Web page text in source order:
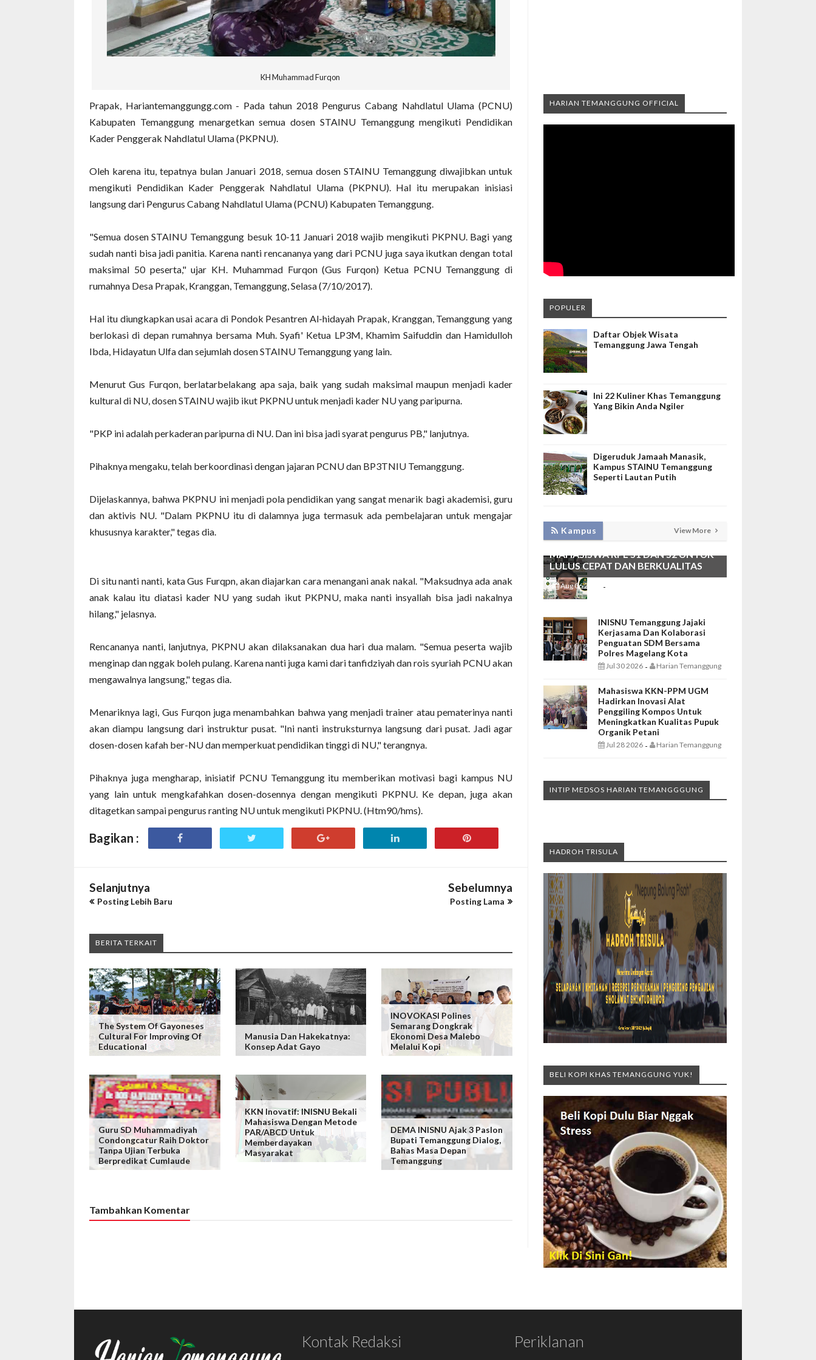
KH Muhammad Furqon
Prapak, Hariantemanggungg.com - Pada tahun 2018 Pengurus Cabang Nahdlatul Ulama (PCNU)
Kabupaten Temanggung menargetkan semua dosen STAINU Temanggung mengikuti Pendidikan
Kader Penggerak Nahdlatul Ulama (PKPNU).
Oleh karena itu, tepatnya bulan Januari 2018, semua dosen STAINU Temanggung diwajibkan untuk
mengikuti Pendidikan Kader Penggerak Nahdlatul Ulama (PKPNU). Hal itu merupakan inisiasi
langsung dari Pengurus Cabang Nahdlatul Ulama (PCNU) Kabupaten Temanggung.
"Semua dosen STAINU Temanggung besuk 10-11 Januari 2018 wajib mengikuti PKPNU. Bagi yang
sudah nanti bisa jadi panitia. Karena nanti rencananya yang dari PCNU juga saya ikutkan dengan total
maksimal 50 peserta," ujar KH. Muhammad Furqon (Gus Furqon) Ketua PCNU Temanggung di
rumahnya Desa Prapak, Kranggan, Temanggung, Selasa (7/10/2017).
Hal itu diungkapkan usai acara di Pondok Pesantren Al-hidayah Prapak, Kranggan, Temanggung yang
berlokasi di depan rumahnya bersama Muh. Syafi' Ketua LP3M, Khamim Saifuddin dan Hamidulloh
Ibda, Hidayatun Ulfa dan sejumlah dosen STAINU Temanggung yang lain.
Menurut Gus Furqon, berlatarbelakang apa saja, baik yang sudah maksimal maupun menjadi kader
kultural di NU, dosen STAINU wajib ikut PKPNU untuk menjadi kader NU yang paripurna.
"PKP ini adalah perkaderan paripurna di NU. Dan ini bisa jadi syarat pengurus PB," lanjutnya.
Pihaknya mengaku, telah berkoordinasi dengan jajaran PCNU dan BP3TNIU Temanggung.
Dijelaskannya, bahwa PKPNU ini menjadi pola pendidikan yang sangat menarik bagi akademisi, guru
dan aktivis NU. "Dalam PKPNU itu di dalamnya juga termasuk ada pembelajaran untuk mengajar
khususnya karakter," tegas dia.
Di situ nanti nanti, kata Gus Furqpn, akan diajarkan cara menangani anak nakal. "Maksudnya ada anak
anak kalau itu diatasi kader NU yang sudah ikut PKPNU, maka nanti insyallah bisa jadi nakalnya
hilang," jelasnya.
Rencananya nanti, lanjutnya, PKPNU akan dilaksanakan dua hari dua malam. "Semua peserta wajib
menginap dan nggak boleh pulang. Karena nanti juga kami dari tanfidziyah dan rois syuriah PCNU akan
mengawalnya langsung," tegas dia.
Menariknya lagi, Gus Furqon juga menambahkan bahwa yang menjadi trainer atau pematerinya nanti
akan diampu langsung dari instruktur pusat. "Ini nanti instruksturnya langsung dari pusat. Jadi agar
dosen-dosen kafah ber-NU dan memperkuat pendidikan tinggi di NU," terangnya.
Pihaknya juga mengharap, inisiatif PCNU Temanggung itu memberikan motivasi bagi kampus NU
yang lain untuk mengkafahkan dosen-dosennya dengan mengikuti PKPNU. Ke depan, juga akan
ditagetkan sampai pengurus ranting NU untuk mengikuti PKPNU. (Htm90/hms).
Bagikan :
Selanjutnya
Posting Lebih Baru
Sebelumnya
Posting Lama
BERITA TERKAIT
The System Of Gayoneses
Cultural For Improving Of
Educational
Manusia Dan Hakekatnya:
Konsep Adat Gayo
INOVOKASI Polines
Semarang Dongkrak
Ekonomi Desa Malebo
Melalui Kopi
Guru SD Muhammadiyah
Condongcatur Raih Doktor
Tanpa Ujian Terbuka
Berpredikat Cumlaude
KKN Inovatif: INISNU Bekali
Mahasiswa Dengan Metode
PAR/ABCD Untuk
Memberdayakan
Masyarakat
DEMA INISNU Ajak 3 Paslon
Bupati Temanggung Dialog,
Bahas Masa Depan
Temanggung
Tambahkan Komentar
HARIAN TEMANGGUNG OFFICIAL
POPULER
Daftar Objek Wisata
Temanggung Jawa Tengah
Ini 22 Kuliner Khas Temanggung
Yang Bikin Anda Ngiler
Digeruduk Jamaah Manasik,
Kampus STAINU Temanggung
Seperti Lautan Putih
Kampus View More
LAKUKAN BIMTEK RPL, INISNU
TEMANGGUNG SIAP FASILITASI
MAHASISWA RPL S1 DAN S2 UNTUK
LULUS CEPAT DAN BERKUALITAS
Aug 06 2026 -
INISNU Temanggung Jajaki
Kerjasama Dan Kolaborasi
Penguatan SDM Bersama
Polres Magelang Kota
Jul 30 2026 - Harian Temanggung
Mahasiswa KKN-PPM UGM
Hadirkan Inovasi Alat
Penggiling Kompos Untuk
Meningkatkan Kualitas Pupuk
Organik Petani
Jul 28 2026 - Harian Temanggung
INTIP MEDSOS HARIAN TEMANGGGUNG
HADROH TRISULA
BELI KOPI KHAS TEMANGGUNG YUK!
Kontak Redaksi Periklanan